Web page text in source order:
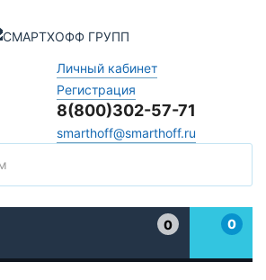
Личный кабинет
Регистрация
8(800)302-57-71
smarthoff@smarthoff.ru
0
0